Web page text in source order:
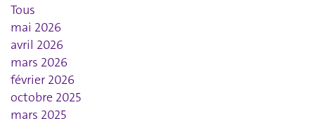
Tous
mai 2026
avril 2026
mars 2026
février 2026
octobre 2025
mars 2025